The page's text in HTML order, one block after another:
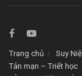
Trang chủ Suy
Tản mạn – Triết học